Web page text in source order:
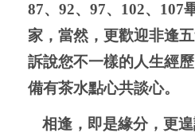
87、 92、 97、 102、 107
家，當然，更歡迎非逢
訴說您不一樣的人生經歷
備有茶水點心共談心。
相逢，即是緣分，更